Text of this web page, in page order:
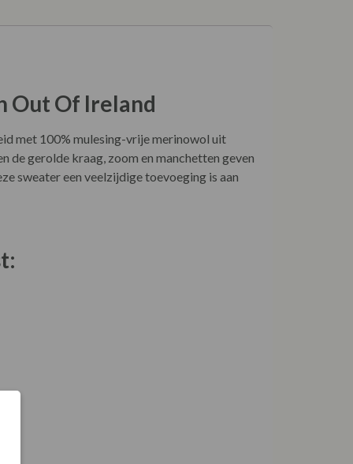
Out Of Ireland
met 100% mulesing-vrije merinowol uit
de gerolde kraag, zoom en manchetten geven
sweater een veelzijdige toevoeging is aan